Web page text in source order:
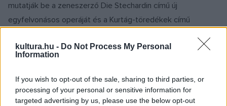
kultura.hu - Do Not Process My Personal
Information
If you wish to opt-out of the sale, sharing to third parties, or
processing of your personal or sensitive information for
targeted advertising by us, please use the below opt-out
mutatják be a zeneszerző Die Stechardin című új
egyfelvonásos operáját és a Kurtág-töredékek című
December 22-én történt
1925. december 22-én született Makk Károly Kossuth-díjas